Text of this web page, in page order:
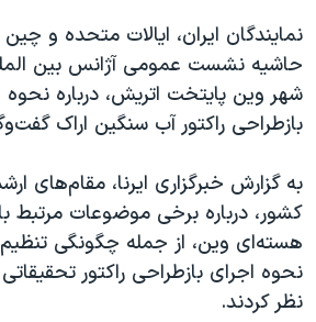
آرشیو پخش زنده
مجموعه مستندهای دادخواهی
تریبونال مردمی آبان ۹۸
دادگاه حمید نوری
قانون شفافیت دارائی کادر رهبری ایران
اعتراضات مردمی آبان ۹۸
اسرائیل در جنگ
نرگس محمدی برنده جایزه نوبل صلح
نمایندگان ایران، ایالات متحده و
حاشیه نشست عمومی آژانس بین
شهر وین پایتخت اتریش، درباره نحوه
بازطراحی راکتور آب سنگین اراک
به گزارش خبرگزاری ایرنا، مقام‌های
کشور، درباره برخی موضوعات مرتبط
هسته‌ای وین، از جمله چگونگی تنظیم
نحوه اجرای بازطراحی راکتور
نظر کردند.